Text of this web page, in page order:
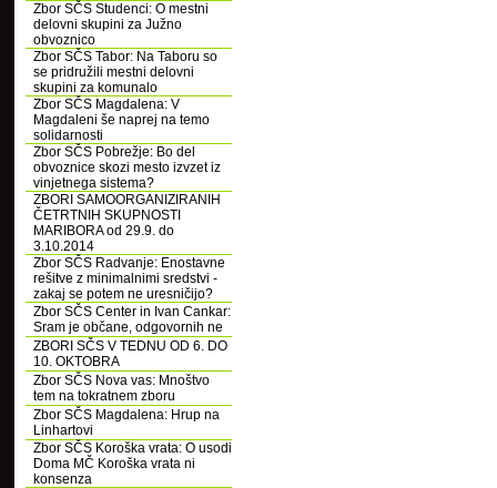
Zbor SČS Studenci: O mestni
delovni skupini za Južno
obvoznico
Zbor SČS Tabor: Na Taboru so
se pridružili mestni delovni
skupini za komunalo
Zbor SČS Magdalena: V
Magdaleni še naprej na temo
solidarnosti
Zbor SČS Pobrežje: Bo del
obvoznice skozi mesto izvzet iz
vinjetnega sistema?
ZBORI SAMOORGANIZIRANIH
ČETRTNIH SKUPNOSTI
MARIBORA od 29.9. do
3.10.2014
Zbor SČS Radvanje: Enostavne
rešitve z minimalnimi sredstvi -
zakaj se potem ne uresničijo?
Zbor SČS Center in Ivan Cankar:
Sram je občane, odgovornih ne
ZBORI SČS V TEDNU OD 6. DO
10. OKTOBRA
Zbor SČS Nova vas: Mnoštvo
tem na tokratnem zboru
Zbor SČS Magdalena: Hrup na
Linhartovi
Zbor SČS Koroška vrata: O usodi
Doma MČ Koroška vrata ni
konsenza